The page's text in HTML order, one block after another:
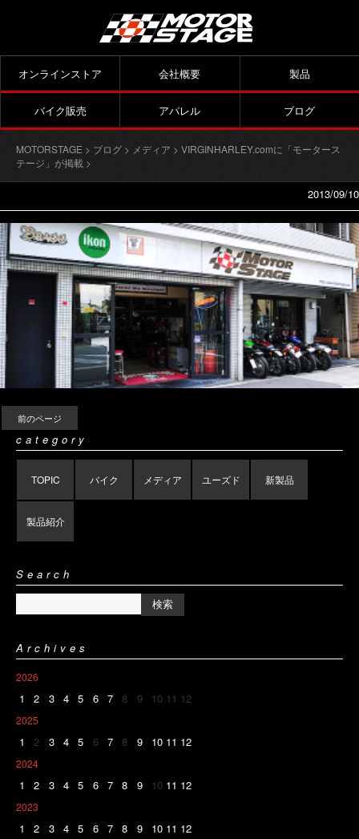
オンラインストア 会社概要 製品
バイク販売 アパレル ブログ
MOTORSTAGE > ブログ > メディア > VIRGINHARLEY.comに「モータース
テージ」が掲載 >
2013/09/10
前のページ
category
TOPIC バイク メディア ユーズド 新製品
製品紹介
Search
Archives
2026
1 2 3 4 5 6 7 8 9 10 11 12
2025
1 2 3 4 5 6 7 8 9 10 11 12
2024
1 2 3 4 5 6 7 8 9 10 11 12
2023
1 2 3 4 5 6 7 8 9 10 11 12